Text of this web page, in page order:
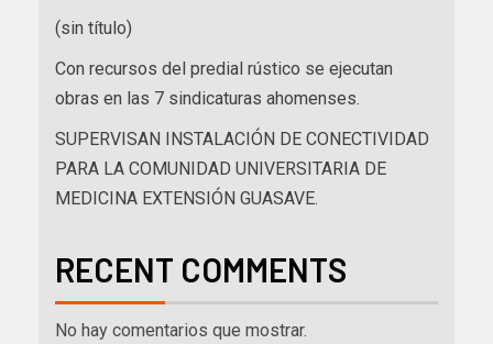
(sin título)
Con recursos del predial rústico se ejecutan
obras en las 7 sindicaturas ahomenses.
SUPERVISAN INSTALACIÓN DE CONECTIVIDAD
PARA LA COMUNIDAD UNIVERSITARIA DE
MEDICINA EXTENSIÓN GUASAVE.
RECENT COMMENTS
No hay comentarios que mostrar.